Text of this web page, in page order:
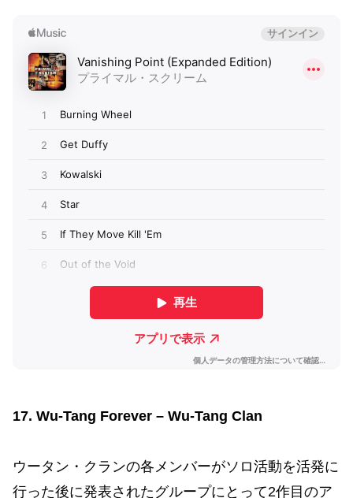
17. Wu-Tang Forever – Wu-Tang Clan
ウータン・クランの各メンバーがソロ活動を活発に
行った後に発表されたグループにとって2作目のア